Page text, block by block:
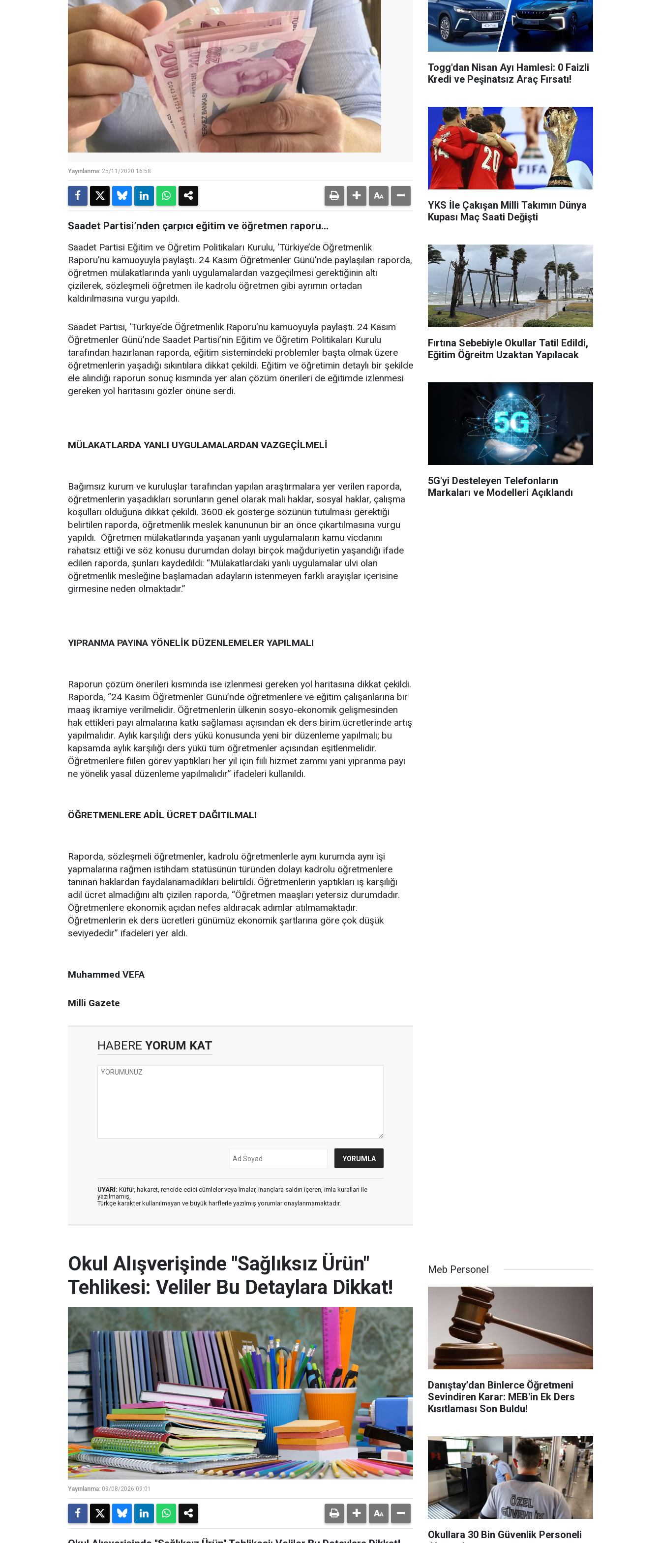
Yayınlanma: 25/11/2020 16:58
Saadet Partisi’nden çarpıcı eğitim ve öğretmen raporu…
Saadet Partisi Eğitim ve Öğretim Politikaları Kurulu, ‘Türkiye’de Öğretmenlik
Raporu’nu kamuoyuyla paylaştı. 24 Kasım Öğretmenler Günü’nde paylaşılan raporda,
öğretmen mülakatlarında yanlı uygulamalardan vazgeçilmesi gerektiğinin altı
çizilerek, sözleşmeli öğretmen ile kadrolu öğretmen gibi ayrımın ortadan
kaldırılmasına vurgu yapıldı.
Saadet Partisi, ‘Türkiye’de Öğretmenlik Raporu’nu kamuoyuyla paylaştı. 24 Kasım
Öğretmenler Günü’nde Saadet Partisi’nin Eğitim ve Öğretim Politikaları Kurulu
tarafından hazırlanan raporda, eğitim sistemindeki problemler başta olmak üzere
öğretmenlerin yaşadığı sıkıntılara dikkat çekildi. Eğitim ve öğretimin detaylı bir şekilde
ele alındığı raporun sonuç kısmında yer alan çözüm önerileri de eğitimde izlenmesi
gereken yol haritasını gözler önüne serdi.
MÜLAKATLARDA YANLI UYGULAMALARDAN VAZGEÇİLMELİ
Bağımsız kurum ve kuruluşlar tarafından yapılan araştırmalara yer verilen raporda,
öğretmenlerin yaşadıkları sorunların genel olarak mali haklar, sosyal haklar, çalışma
koşulları olduğuna dikkat çekildi. 3600 ek gösterge sözünün tutulması gerektiği
belirtilen raporda, öğretmenlik meslek kanununun bir an önce çıkartılmasına vurgu
yapıldı. Öğretmen mülakatlarında yaşanan yanlı uygulamaların kamu vicdanını
rahatsız ettiği ve söz konusu durumdan dolayı birçok mağduriyetin yaşandığı ifade
edilen raporda, şunları kaydedildi: “Mülakatlardaki yanlı uygulamalar ulvi olan
öğretmenlik mesleğine başlamadan adayların istenmeyen farklı arayışlar içerisine
girmesine neden olmaktadır.”
YIPRANMA PAYINA YÖNELİK DÜZENLEMELER YAPILMALI
Raporun çözüm önerileri kısmında ise izlenmesi gereken yol haritasına dikkat çekildi.
Raporda, “24 Kasım Öğretmenler Günü’nde öğretmenlere ve eğitim çalışanlarına bir
maaş ikramiye verilmelidir. Öğretmenlerin ülkenin sosyo-ekonomik gelişmesinden
hak ettikleri payı almalarına katkı sağlaması açısından ek ders birim ücretlerinde artış
yapılmalıdır. Aylık karşılığı ders yükü konusunda yeni bir düzenleme yapılmalı; bu
kapsamda aylık karşılığı ders yükü tüm öğretmenler açısından eşitlenmelidir.
Öğretmenlere fiilen görev yaptıkları her yıl için fiili hizmet zammı yani yıpranma payı
ne yönelik yasal düzenleme yapılmalıdır” ifadeleri kullanıldı.
ÖĞRETMENLERE ADİL ÜCRET DAĞITILMALI
Raporda, sözleşmeli öğretmenler, kadrolu öğretmenlerle aynı kurumda aynı işi
yapmalarına rağmen istihdam statüsünün türünden dolayı kadrolu öğretmenlere
tanınan haklardan faydalanamadıkları belirtildi. Öğretmenlerin yaptıkları iş karşılığı
adil ücret almadığını altı çizilen raporda, “Öğretmen maaşları yetersiz durumdadır.
Öğretmenlere ekonomik açıdan nefes aldıracak adımlar atılmamaktadır.
Öğretmenlerin ek ders ücretleri günümüz ekonomik şartlarına göre çok düşük
seviyededir” ifadeleri yer aldı.
Muhammed VEFA
Milli Gazete
HABERE YORUM KAT
UYARI: Küfür, hakaret, rencide edici cümleler veya imalar, inançlara saldırı içeren, imla kuralları ile
yazılmamış,
Türkçe karakter kullanılmayan ve büyük harflerle yazılmış yorumlar onaylanmamaktadır.
Togg'dan Nisan Ayı Hamlesi: 0 Faizli
Kredi ve Peşinatsız Araç Fırsatı!
YKS İle Çakışan Milli Takımın Dünya
Kupası Maç Saati Değişti
Fırtına Sebebiyle Okullar Tatil Edildi,
Eğitim Öğreitm Uzaktan Yapılacak
5G'yi Desteleyen Telefonların
Markaları ve Modelleri Açıklandı
Okul Alışverişinde "Sağlıksız Ürün"
Tehlikesi: Veliler Bu Detaylara Dikkat!
Yayınlanma: 09/08/2026 09:01
Meb Personel
Danıştay’dan Binlerce Öğretmeni
Sevindiren Karar: MEB'in Ek Ders
Kısıtlaması Son Buldu!
Okullara 30 Bin Güvenlik Personeli